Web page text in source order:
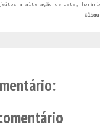
a alteração de data,